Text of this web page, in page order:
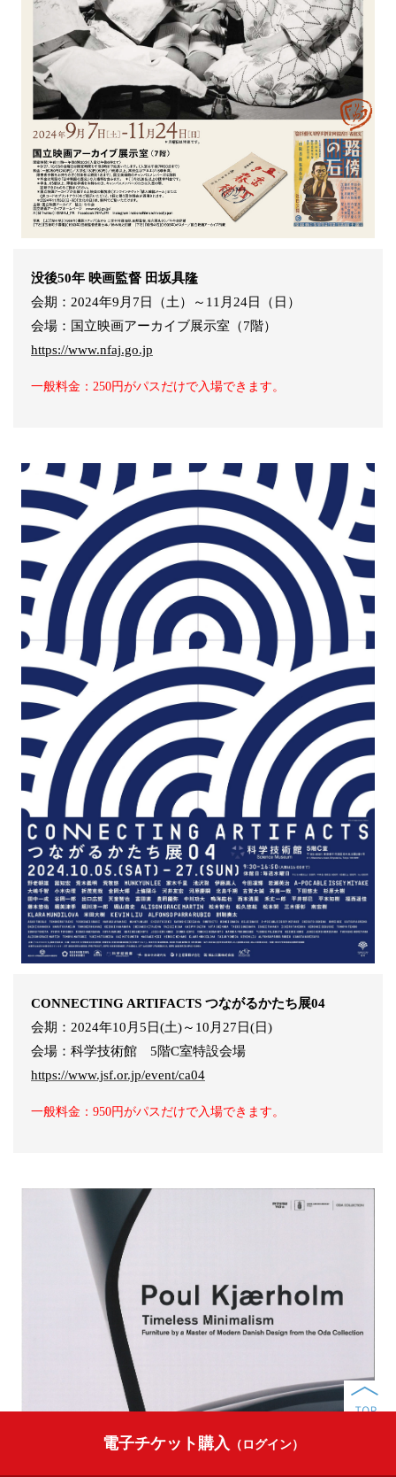
没後50年 映画監督 田坂具隆
会期：2024年9月7日（土）～11月24日（日）
会場：国立映画アーカイブ展示室（7階）
https://www.nfaj.go.jp
一般料金：250円がパスだけで入場できます。
CONNECTING ARTIFACTS つながるかたち展04
会期：2024年10月5日(土)～10月27日(日)
会場：科学技術館 5階C室特設会場
https://www.jsf.or.jp/event/ca04
一般料金：950円がパスだけで入場できます。
電子チケット購入 （ログイン）